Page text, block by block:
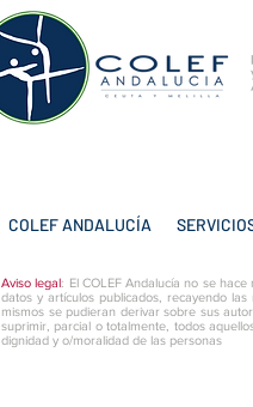
COLEF ANDALUCÍA
Aviso legal: El COLEF Andalucía no se
datos y artículos publicados, recayendo
mismos se pudieran derivar sobre sus
suprimir, parcial o totalmente, todos
dignidad y o/moralidad de las personas